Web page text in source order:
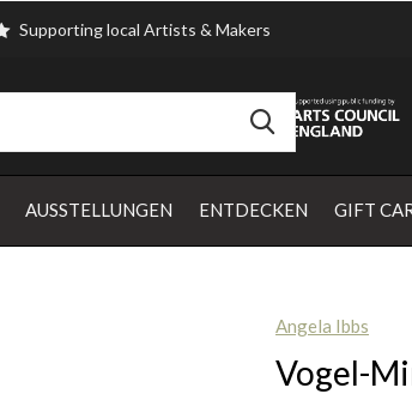
AUSSTELLUNGEN ENTDECKEN GIFT
Supporting local Artists & Makers
Angela Ibbs
Vogel-